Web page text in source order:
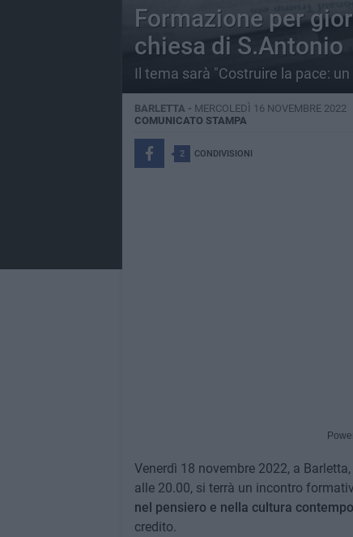
Formazione per
chiesa di S.Antonio
Il tema sarà "Costruire la pace:
BARLETTA - MERCOLEDÌ 16 NOVEMBRE 2022
COMUNICATO STAMPA
2 CONDIVISIONI
Venerdì 18 novembre 2022, a
alle 20.00, si terrà un incontro
nel pensiero e nella cultura
credito.